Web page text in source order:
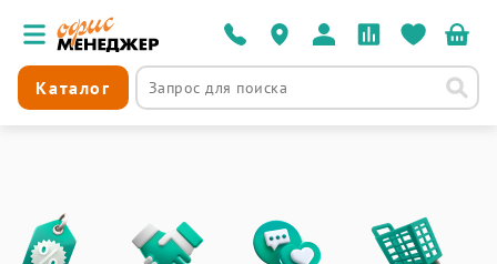
Каталог